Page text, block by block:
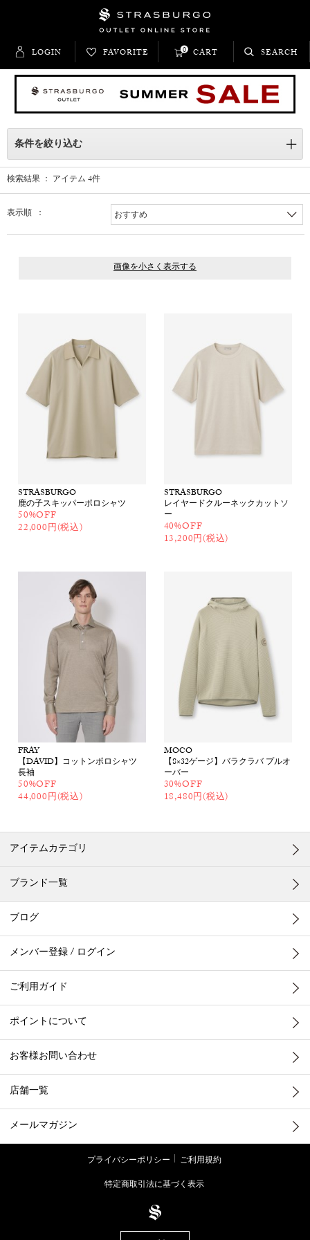
LOGIN FAVORITE CART
0 SEARCH
条件を絞り込む
検索結果 ： アイテム 4件
表示順 ：
STRASBURGO
鹿の子スキッパーポロシャツ
50%OFF
22,000円(税込)
STRASBURGO
レイヤードクルーネックカットソ
ー
40%OFF
13,200円(税込)
FRAY
【DAVID】コットンポロシャツ
長袖
50%OFF
44,000円(税込)
MOCO
【8×32ゲージ】バラクラバ プルオ
ーバー
30%OFF
18,480円(税込)
アイテムカテゴリ
ブランド一覧
ブログ
メンバー登録 / ログイン
ご利用ガイド
ポイントについて
お客様お問い合わせ
店舗一覧
メールマガジン
プライバシーポリシー
ご利用規約
特定商取引法に基づく表示